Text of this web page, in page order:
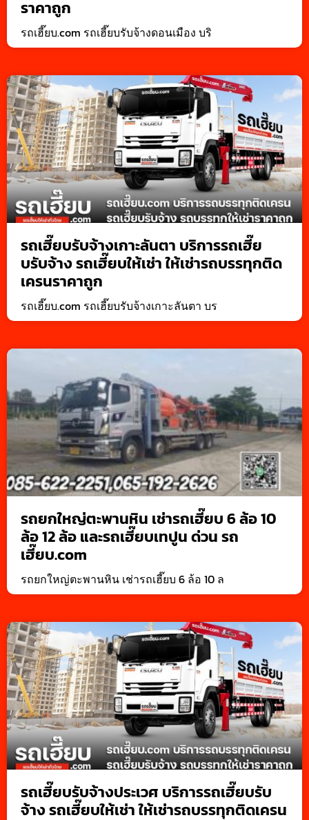
ราคาถูก
รถเฮี๊ยบ.com รถเฮี๊ยบรับจ้างดอนเมือง บริ
รถเฮี๊ยบรับจ้างเกาะลันตา บริการรถเฮี๊ย
บรับจ้าง รถเฮี๊ยบให้เช่า ให้เช่ารถบรรทุกติด
เครนราคาถูก
รถเฮี๊ยบ.com รถเฮี๊ยบรับจ้างเกาะลันตา บร
รถยกใหญ่ตะพานหิน เช่ารถเฮี๊ยบ 6 ล้อ 10
ล้อ 12 ล้อ และรถเฮี๊ยบเทปูน ด่วน รถ
เฮี๊ยบ.com
รถยกใหญ่ตะพานหิน เช่ารถเฮี๊ยบ 6 ล้อ 10 ล
รถเฮี๊ยบรับจ้างประเวศ บริการรถเฮี๊ยบรับ
จ้าง รถเฮี๊ยบให้เช่า ให้เช่ารถบรรทุกติดเครน